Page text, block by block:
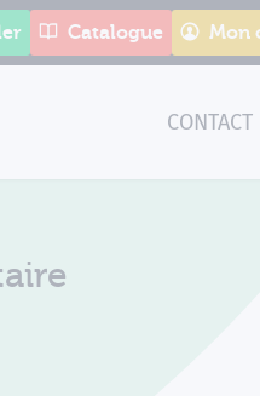
Catalogue Mon
CONTACT